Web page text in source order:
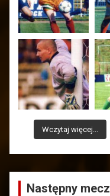
Wczytaj więcej...
Następny mecz